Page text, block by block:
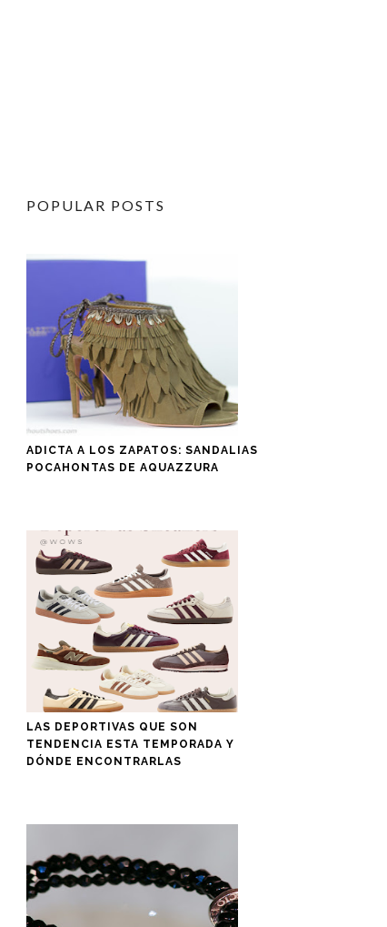
POPULAR POSTS
ADICTA A LOS ZAPATOS: SANDALIAS
POCAHONTAS DE AQUAZZURA
LAS DEPORTIVAS QUE SON
TENDENCIA ESTA TEMPORADA Y
DÓNDE ENCONTRARLAS